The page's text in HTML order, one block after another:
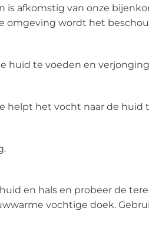
afkomstig van onze
omgeving wordt het
huid te voeden en
helpt het vocht naar de
en hals en probeer de
vochtige doek.